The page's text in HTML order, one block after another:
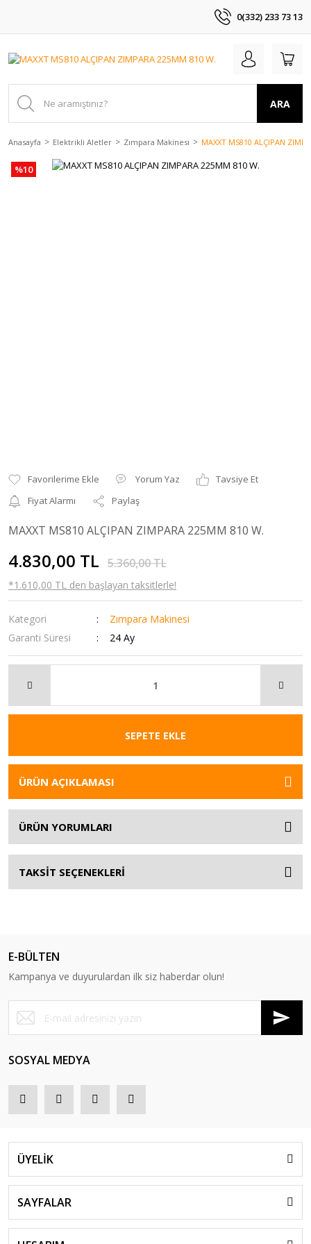
0(332) 233 73 13
ARA
Anasayfa Elektrikli Aletler Zımpara Makinesi MAXXT MS810 ALÇIPAN
%10
Yorum Yaz
Tavsiye Et
Fiyat Alarmı
Paylaş
MAXXT MS810 ALÇIPAN ZIMPARA 225MM 810 W.
4.830,00 TL 5.360,00 TL
*1.610,00 TL den başlayan taksitlerle!
Kategori
Zımpara Makinesi
Garanti Süresi
24 Ay
SEPETE EKLE
ÜRÜN AÇIKLAMASI
ÜRÜN YORUMLARI
TAKSİT SEÇENEKLERİ
E-BÜLTEN
Kampanya ve duyurulardan ilk siz haberdar olun!
SOSYAL MEDYA
ÜYELİK
SAYFALAR